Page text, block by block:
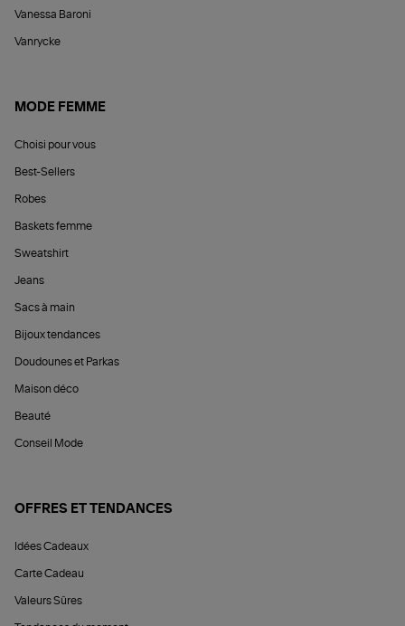
Vanessa Baroni
Vanrycke
MODE FEMME
Choisi pour vous
Best-Sellers
Robes
Baskets femme
Sweatshirt
Jeans
Sacs à main
Bijoux tendances
Doudounes et Parkas
Maison déco
Beauté
Conseil Mode
OFFRES ET TENDANCES
Idées Cadeaux
Carte Cadeau
Valeurs Sûres